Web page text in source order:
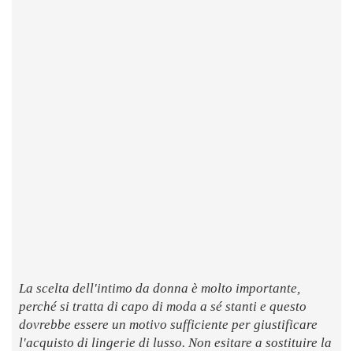
La scelta dell'intimo da donna è molto importante,
perché si tratta di capo di moda a sé stanti e questo
dovrebbe essere un motivo sufficiente per giustificare
l'acquisto di lingerie di lusso. Non esitare a sostituire la